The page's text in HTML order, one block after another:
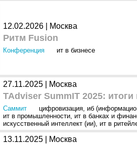
12.02.2026 | Москва
Ритм Fusion
Конференция ит в бизнесе
27.11.2025 | Москва
TAdviser SummIT 2025:
Саммит цифровизация, иб
ит в промышленности, ит в банках и
искусственный интеллект (ии), ит в
13.11.2025 | Москва